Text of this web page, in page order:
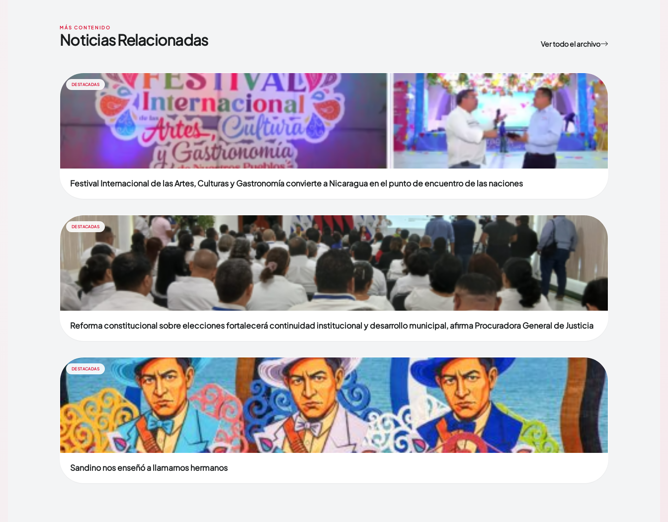
MÁS CONTENIDO
Noticias Relacionadas Ver todo el archivo
DESTACADAS
Festival Internacional de las Artes, Culturas y Gastronomía convierte a Nicaragua en el punto de encuentro de las naciones
DESTACADAS
Reforma constitucional sobre elecciones fortalecerá continuidad institucional y desarrollo municipal, afirma Procuradora General de Justicia
DESTACADAS
Sandino nos enseñó a llamarnos hermanos